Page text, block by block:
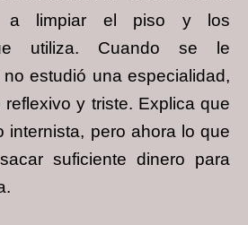
a limpiar el piso y los
utiliza. Cuando se le
estudió una especialidad,
y triste. Explica que
internista, pero ahora lo que
suficiente dinero para